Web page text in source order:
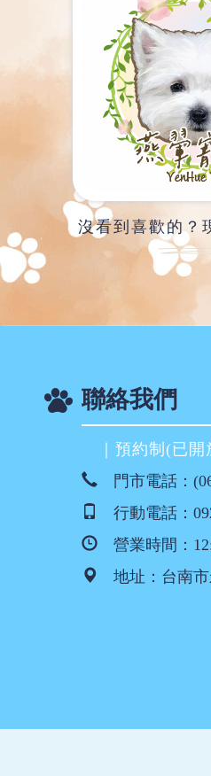
沒看到喜歡的？
聯絡我們
｜預約制(已開
門市電話：
行動電話：
營業時間：
地址： 台南